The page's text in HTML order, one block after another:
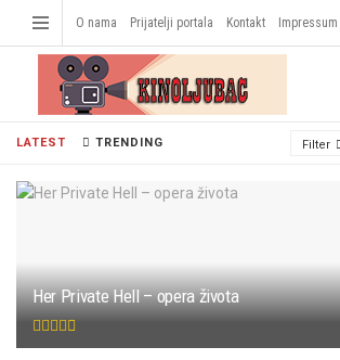
LATEST TRENDING Filter
Her Private Hell – opera života
O nama Prijatelji portala Kontakt Impressum